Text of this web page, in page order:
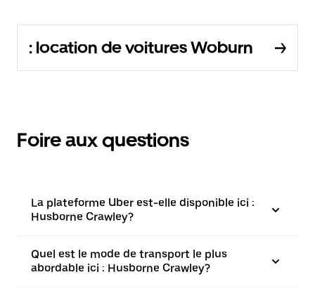
: location de voitures Woburn
Foire aux questions
La plateforme Uber est-elle disponible ici :
Husborne Crawley?
Quel est le mode de transport le plus
abordable ici : Husborne Crawley?